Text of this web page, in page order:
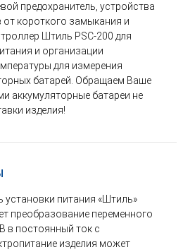
предохранитель, устройства
короткого замыкания и
Штиль PSC-200 для
и организации
для измерения
батарей. Обращаем Ваше
аккумуляторные батареи не
изделия!
установки питания «Штиль»
преобразование переменного
в постоянный ток с
изделия может